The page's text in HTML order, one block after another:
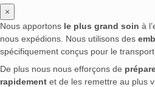
×
Nous apportons le plus grand soin à
nous expédions. Nous utilisons des
spécifiquement conçus pour le
De plus nous nous efforçons de
rapidement et de les remettre au plus